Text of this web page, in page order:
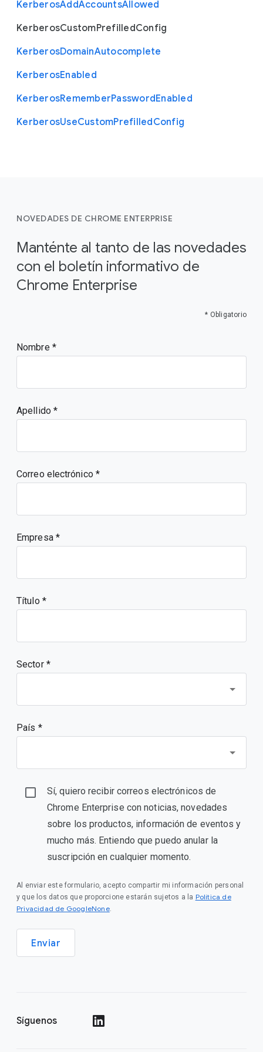
KerberosAddAccountsAllowed
KerberosCustomPrefilledConfig
KerberosDomainAutocomplete
KerberosEnabled
KerberosRememberPasswordEnabled
KerberosUseCustomPrefilledConfig
NOVEDADES DE CHROME ENTERPRISE
Manténte al tanto de las novedades
con el boletín informativo de
Chrome Enterprise
* Obligatorio
Nombre
Apellido
Correo electrónico
Empresa
Título
Sector *
País *
Sí, quiero recibir correos electrónicos de
Chrome Enterprise con noticias, novedades
sobre los productos, información de eventos y
mucho más. Entiendo que puedo anular la
suscripción en cualquier momento.
Al enviar este formulario, acepto compartir mi información personal
y que los datos que proporcione estarán sujetos a la Política de
Privacidad de GoogleNone.
Enviar
Síguenos